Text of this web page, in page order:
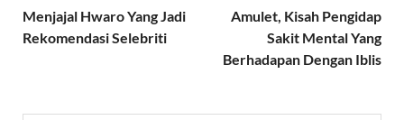
Menjajal Hwaro Yang Jadi
Rekomendasi Selebriti
Amulet, Kisah Pengidap
Sakit Mental Yang
Berhadapan Dengan Iblis